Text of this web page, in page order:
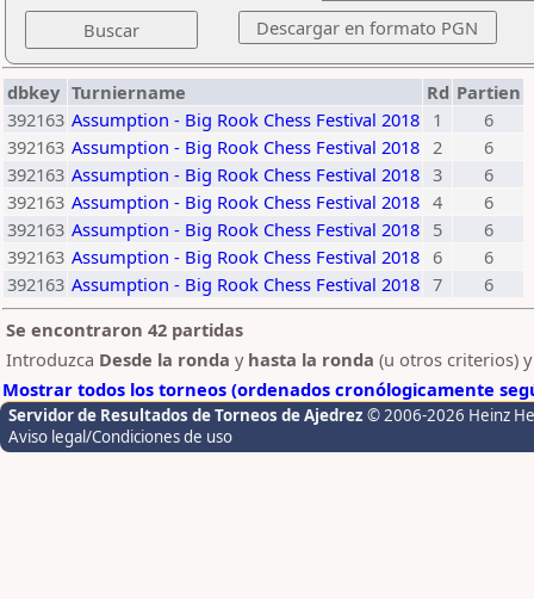
dbkey Turniername Rd Partien
392163 Assumption - Big Rook Chess Festival 2018 1
6
392163 Assumption - Big Rook Chess Festival 2018 2
6
392163 Assumption - Big Rook Chess Festival 2018 3
6
392163 Assumption - Big Rook Chess Festival 2018 4
6
392163 Assumption - Big Rook Chess Festival 2018 5
6
392163 Assumption - Big Rook Chess Festival 2018 6
6
392163 Assumption - Big Rook Chess Festival 2018 7
6
Se encontraron 42 partidas
Introduzca Desde la ronda y hasta la ronda (u otros criterios)
Mostrar todos los torneos (ordenados cronólogicamente
Servidor de Resultados de Torneos de Ajedrez © 2006-2026 Heinz
Aviso legal/Condiciones de uso